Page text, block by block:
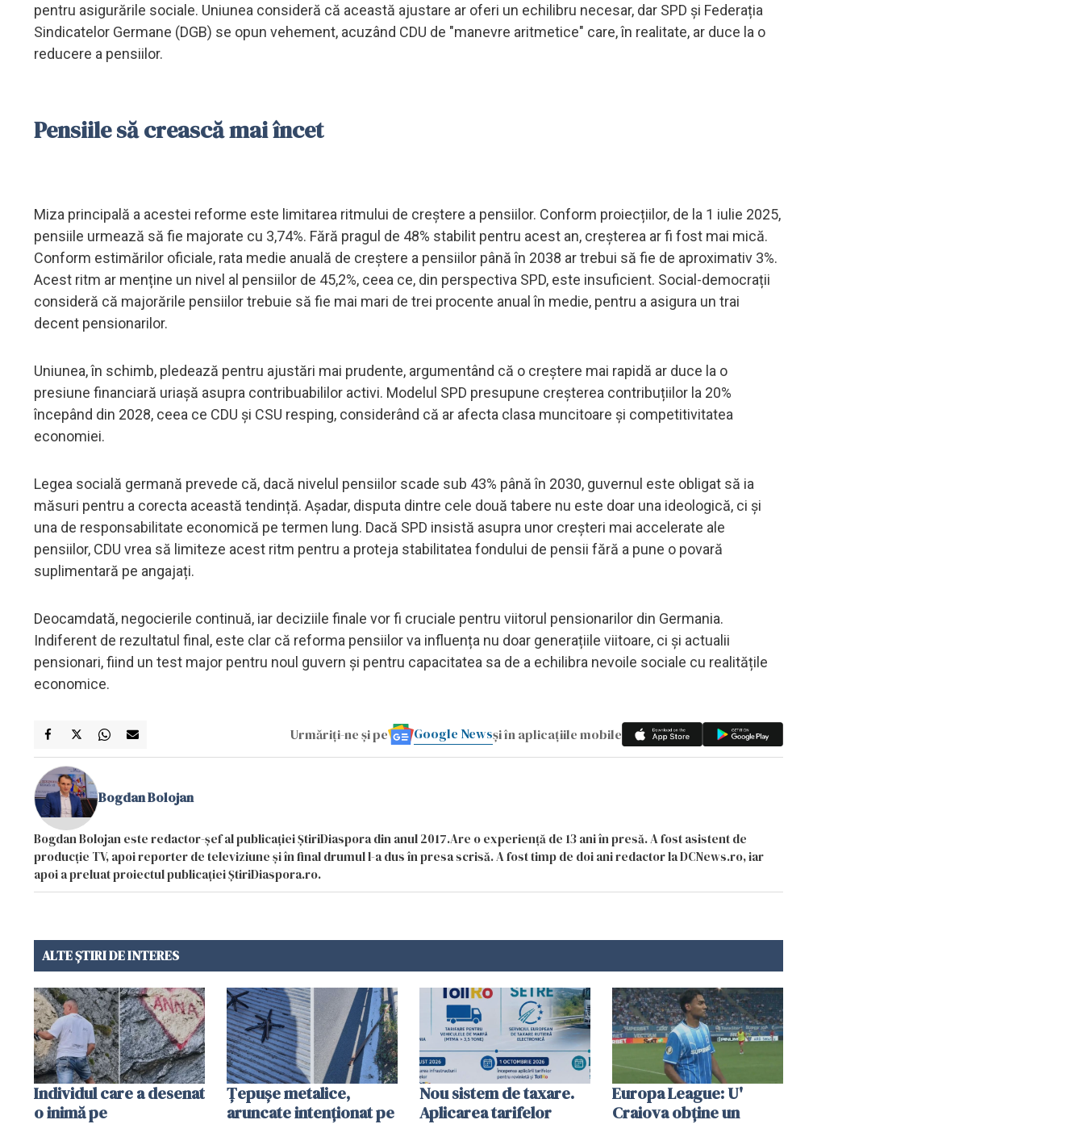
pentru asigurările sociale. Uniunea consideră că această ajustare ar oferi un echilibru necesar, dar SPD și Federația
Sindicatelor Germane (DGB) se opun vehement, acuzând CDU de "manevre aritmetice" care, în realitate, ar duce la o
reducere a pensiilor.
Pensiile să crească mai încet
Miza principală a acestei reforme este limitarea ritmului de creștere a pensiilor. Conform proiecțiilor, de la 1 iulie 2025,
pensiile urmează să fie majorate cu 3,74%. Fără pragul de 48% stabilit pentru acest an, creșterea ar fi fost mai mică.
Conform estimărilor oficiale, rata medie anuală de creștere a pensiilor până în 2038 ar trebui să fie de aproximativ 3%.
Acest ritm ar menține un nivel al pensiilor de 45,2%, ceea ce, din perspectiva SPD, este insuficient. Social-democrații
consideră că majorările pensiilor trebuie să fie mai mari de trei procente anual în medie, pentru a asigura un trai
decent pensionarilor.
Uniunea, în schimb, pledează pentru ajustări mai prudente, argumentând că o creștere mai rapidă ar duce la o
presiune financiară uriașă asupra contribuabililor activi. Modelul SPD presupune creșterea contribuțiilor la 20%
începând din 2028, ceea ce CDU și CSU resping, considerând că ar afecta clasa muncitoare și competitivitatea
economiei.
Legea socială germană prevede că, dacă nivelul pensiilor scade sub 43% până în 2030, guvernul este obligat să ia
măsuri pentru a corecta această tendință. Așadar, disputa dintre cele două tabere nu este doar una ideologică, ci și
una de responsabilitate economică pe termen lung. Dacă SPD insistă asupra unor creșteri mai accelerate ale
pensiilor, CDU vrea să limiteze acest ritm pentru a proteja stabilitatea fondului de pensii fără a pune o povară
suplimentară pe angajați.
Deocamdată, negocierile continuă, iar deciziile finale vor fi cruciale pentru viitorul pensionarilor din Germania.
Indiferent de rezultatul final, este clar că reforma pensiilor va influența nu doar generațiile viitoare, ci și actualii
pensionari, fiind un test major pentru noul guvern și pentru capacitatea sa de a echilibra nevoile sociale cu realitățile
economice.
Urmăriți-ne și pe Google Newsși în aplicațiile mobile
Bogdan Bolojan
Bogdan Bolojan este redactor-șef al publicației ȘtiriDiaspora din anul 2017.Are o experiență de 13 ani în presă. A fost asistent de
producție TV, apoi reporter de televiziune și în final drumul l-a dus în presa scrisă. A fost timp de doi ani redactor la DCNews.ro, iar
apoi a preluat proiectul publicației ȘtiriDiaspora.ro.
ALTE ȘTIRI DE INTERES
Individul care a desenat
o inimă pe
Țepușe metalice,
aruncate intenționat pe
Nou sistem de taxare.
Aplicarea tarifelor
Europa League: U'
Craiova obține un